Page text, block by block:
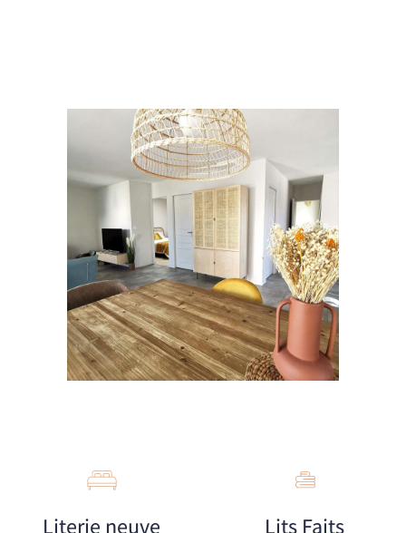
Literie neuve Lits Faits